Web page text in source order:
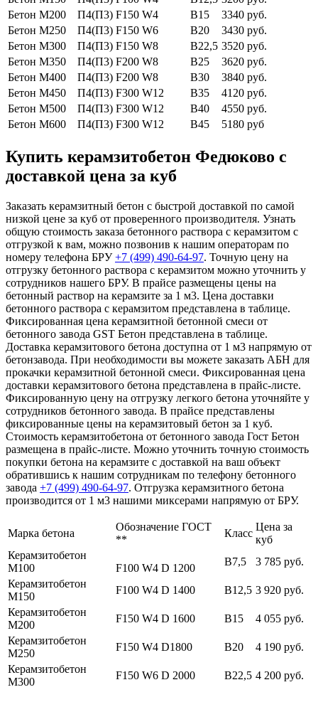
Бетон М200
П4(П3) F150 W4 В15
3340 руб.
Бетон М250
П4(П3) F150 W6 В20
3430 руб.
Бетон М300
П4(П3) F150 W8 В22,5 3520 руб.
Бетон М350
П4(П3) F200 W8 В25
3620 руб.
Бетон М400
П4(П3) F200 W8 В30
3840 руб.
Бетон М450
П4(П3) F300 W12 В35
4120 руб.
Бетон М500
П4(П3) F300 W12 В40
4550 руб.
Бетон М600
П4(П3) F300 W12 В45 5180 руб
Купить керамзитобетон Федюково с
доставкой цена за куб
Заказать керамзитный бетон с быстрой доставкой по самой
низкой цене за куб от проверенного производителя. Узнать
общую стоимость заказа бетонного раствора с керамзитом с
отгрузкой к вам, можно позвонив к нашим операторам по
номеру телефона БРУ+7 (499) 490-64-97. Точную цену на
отгрузку бетонного раствора с керамзитом можно уточнить у
сотрудников нашего БРУ. В прайсе размещены цены на
бетонный раствор на керамзите за 1 м3. Цена доставки
бетонного раствора с керамзитом представлена в таблице.
Фиксированная цена керамзитной бетонной смеси от
бетонного завода GST Бетон представлена в таблице.
Доставка керамзитового бетона доступна от 1 м3 напрямую от
бетонзавода. При необходимости вы можете заказать АБН для
прокачки керамзитной бетонной смеси. Фиксированная цена
доставки керамзитового бетона представлена в прайс-листе.
Фиксированную цену на отгрузку легкого бетона уточняйте у
сотрудников бетонного завода. В прайсе представлены
фиксированные цены на керамзитовый бетон за 1 куб.
Стоимость керамзитобетона от бетонного завода Гост Бетон
размещена в прайс-листе. Можно уточнить точную стоимость
покупки бетона на керамзите с доставкой на ваш объект
обратившись к нашим сотрудникам по телефону бетонного
завода +7 (499) 490-64-97. Отгрузка керамзитного бетона
производится от 1 м3 нашими миксерами напрямую от БРУ.
Марка бетона
Обозначение ГОСТ
**
Класс
Цена за
куб
Керамзитобетон
М100
F100 W4 D 1200
В7,5
3 785 руб.
Керамзитобетон
М150
F100 W4 D 1400 В12,5 3 920 руб.
Керамзитобетон
М200
F150 W4 D 1600 В15
4 055 руб.
Керамзитобетон
М250
F150 W4 D1800 В20
4 190 руб.
Керамзитобетон
М300
F150 W6 D 2000 В22,5 4 200 руб.